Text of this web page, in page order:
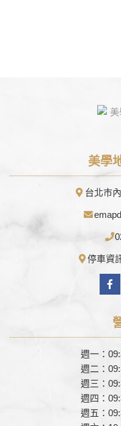
美學
台北市
停車資
週一：
週二：
週三：
週四：
週五：